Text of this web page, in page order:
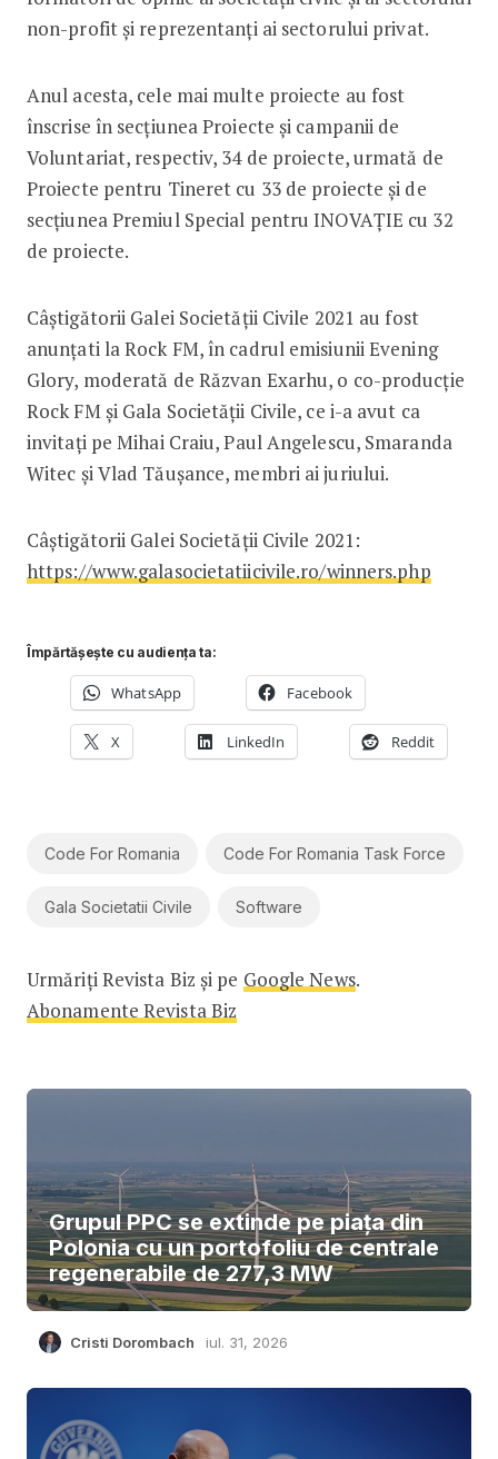
non-profit și reprezentanți ai sectorului privat.
Anul acesta, cele mai multe proiecte au fost
înscrise în secțiunea Proiecte și campanii de
Voluntariat, respectiv, 34 de proiecte, urmată de
Proiecte pentru Tineret cu 33 de proiecte și de
secțiunea Premiul Special pentru INOVAȚIE cu 32
de proiecte.
Câștigătorii Galei Societății Civile 2021 au fost
anunțati la Rock FM, în cadrul emisiunii Evening
Glory, moderată de Răzvan Exarhu, o co-producție
Rock FM și Gala Societății Civile, ce i-a avut ca
invitați pe Mihai Craiu, Paul Angelescu, Smaranda
Witec și Vlad Tăușance, membri ai juriului.
Câștigătorii Galei Societății Civile 2021:
https://www.galasocietatiicivile.ro/winners.php
Împărtășește cu audiența ta:
WhatsApp Facebook
X LinkedIn Reddit
Code For Romania Code For Romania Task Force
Gala Societatii Civile Software
Urmăriți Revista Biz și pe Google News.
Abonamente Revista Biz
Grupul PPC se extinde pe piața din
Polonia cu un portofoliu de centrale
regenerabile de 277,3 MW
Cristi Dorombach iul. 31, 2026